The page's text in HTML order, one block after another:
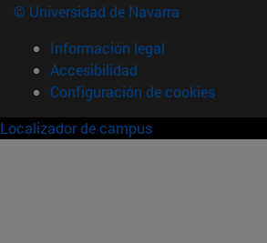
© Universidad de Navarra
Información legal
Accesibilidad
Configuración de cookies
Localizador de campus